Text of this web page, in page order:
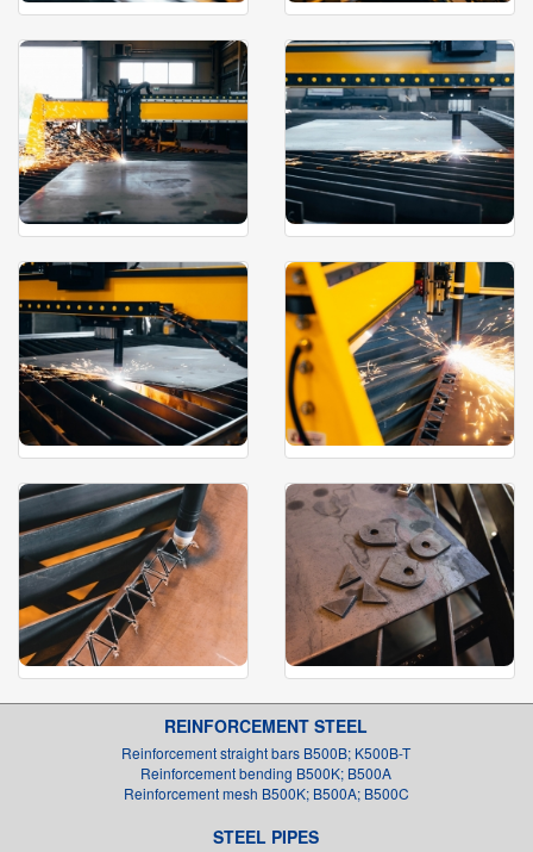
REINFORCEMENT STEEL
Reinforcement straight bars B500B; K500B-T
Reinforcement bending B500K; B500A
Reinforcement mesh B500K; B500A; B500C
STEEL PIPES